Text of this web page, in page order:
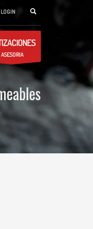
LOGIN
ASESORIA